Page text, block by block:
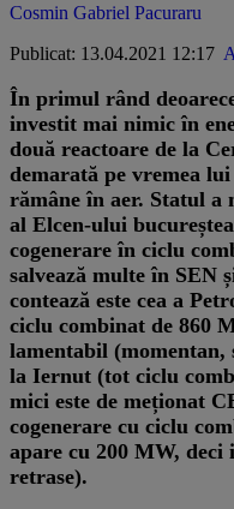
Cosmin Gabriel Pacuraru
Publicat: 13.04.2021 12:17
În primul rând
investit mai nimic în
două reactoare de la
demarată pe vremea
rămâne în aer. Statul a
al Elcen-ului
cogenerare în ciclu
salvează multe în SEN
contează este cea a
ciclu combinat de 860
lamentabil (momentan,
la Iernut (tot ciclu
mici este de meționat
cogenerare cu ciclu
apare cu 200 MW,
retrase).